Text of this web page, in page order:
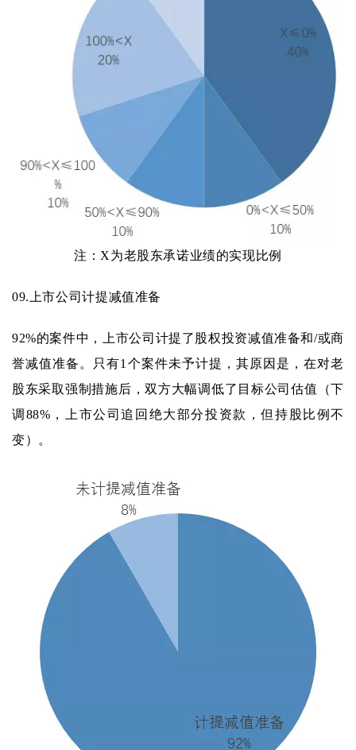
注：X为老股东承诺业绩的实现比例
09. 上市公司计提减值准备
92%的案件中，上市公司计提了股权投资减值准备和/或商
誉减值准备。只有1个案件未予计提，其原因是，在对老
股东采取强制措施后，双方大幅调低了目标公司估值（下
调88%，上市公司追回绝大部分投资款，但持股比例不
变）。